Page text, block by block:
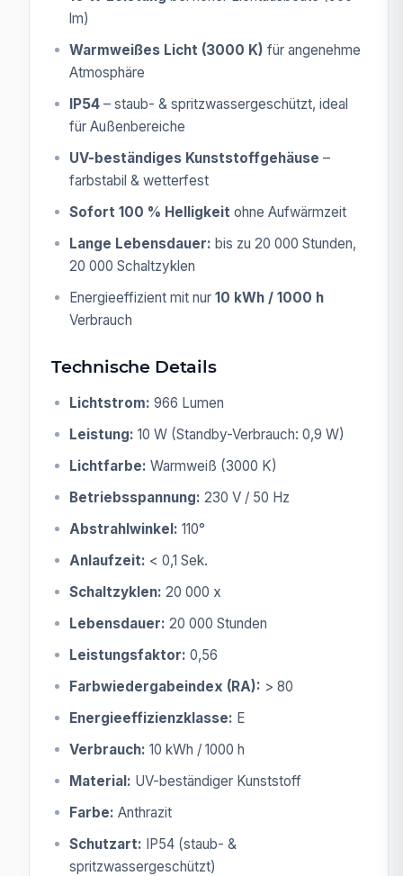
lm)
Warmweißes Licht (3000 K) für angenehme
Atmosphäre
IP54 – staub- & spritzwassergeschützt, ideal
für Außenbereiche
UV-beständiges Kunststoffgehäuse –
farbstabil & wetterfest
Sofort 100 % Helligkeit ohne Aufwärmzeit
Lange Lebensdauer: bis zu 20 000 Stunden,
20 000 Schaltzyklen
Energieeffizient mit nur 10 kWh / 1000 h
Verbrauch
Technische Details
Lichtstrom: 966 Lumen
Leistung: 10 W (Standby-Verbrauch: 0,9 W)
Lichtfarbe: Warmweiß (3000 K)
Betriebsspannung: 230 V / 50 Hz
Abstrahlwinkel: 110°
Anlaufzeit: < 0,1 Sek.
Schaltzyklen: 20 000 x
Lebensdauer: 20 000 Stunden
Leistungsfaktor: 0,56
Farbwiedergabeindex (RA): > 80
Energieeffizienzklasse: E
Verbrauch: 10 kWh / 1000 h
Material: UV-beständiger Kunststoff
Farbe: Anthrazit
Schutzart: IP54 (staub- &
spritzwassergeschützt)